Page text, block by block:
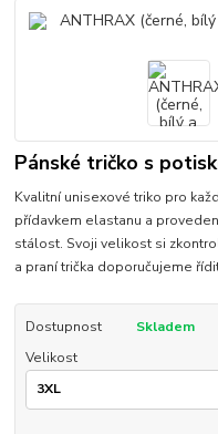
Pánské tričko s
Kvalitní unisexové triko pro
přídavkem elastanu a
stálost. Svoji velikost si
a praní trička doporučujeme
Dostupnost
Skladem
Velikost